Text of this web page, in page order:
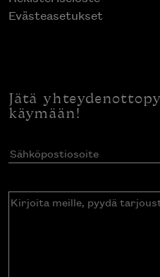
Evästeasetukset
Jätä
käymään!
Sähköpostiosoite(Pakollinen)
Kirjoita